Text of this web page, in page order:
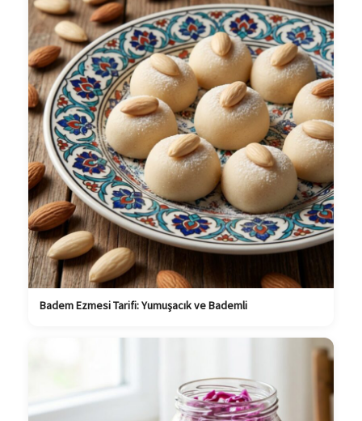
Badem Ezmesi Tarifi: Yumuşacık ve Bademli